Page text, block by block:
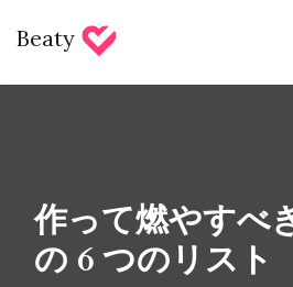
Beaty
作って燃やすべ
の 6 つのリスト